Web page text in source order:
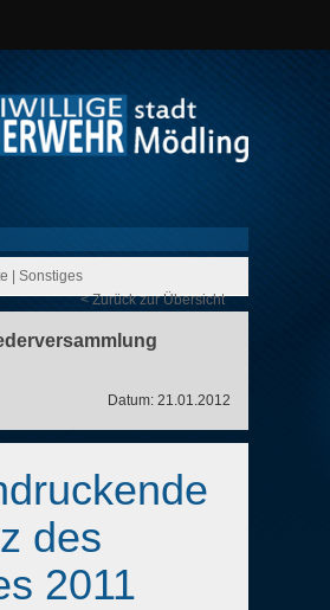
Sonstiges
< Zurück zur Übersicht
Datum: 21.01.2012
des
2011